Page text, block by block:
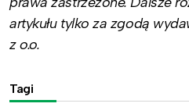
artykułu tylko za zgodą
z o.o.
Tagi